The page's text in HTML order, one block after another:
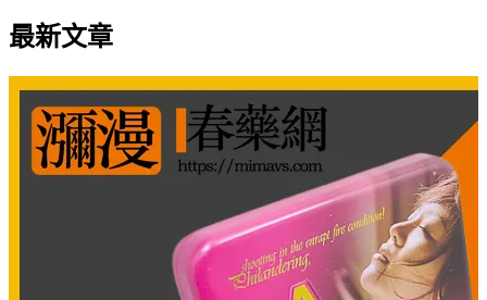
最新文章